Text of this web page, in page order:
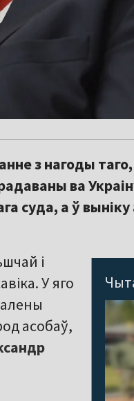
з нагоды таго,
ва
суда, а ў
і
У яго
асобаў,